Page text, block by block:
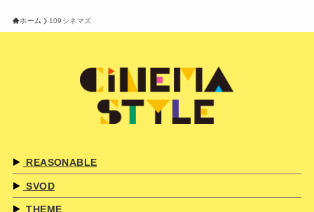
ホーム 109シネマズ
REASONABLE
SVOD
THEME